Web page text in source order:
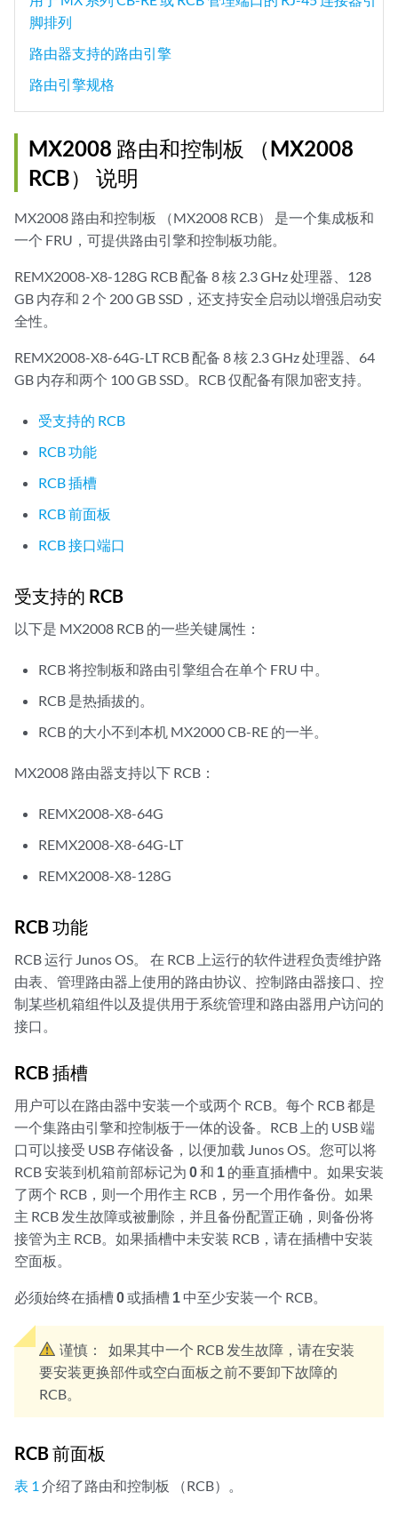
脚排列
路由器支持的路由引擎
路由引擎规格
MX2008 路由和控制板 （MX2008
RCB） 说明
MX2008 路由和控制板 （MX2008 RCB） 是一个集成板和
一个 FRU，可提供路由引擎和控制板功能。
REMX2008-X8-128G RCB 配备 8 核 2.3 GHz 处理器、128
GB 内存和 2 个 200 GB SSD，还支持安全启动以增强启动安
全性。
REMX2008-X8-64G-LT RCB 配备 8 核 2.3 GHz 处理器、64
GB 内存和两个 100 GB SSD。RCB 仅配备有限加密支持。
受支持的 RCB
RCB 功能
RCB 插槽
RCB 前面板
RCB 接口端口
受支持的 RCB
以下是 MX2008 RCB 的一些关键属性：
RCB 将控制板和路由引擎组合在单个 FRU 中。
RCB 是热插拔的。
RCB 的大小不到本机 MX2000 CB-RE 的一半。
MX2008 路由器支持以下 RCB：
REMX2008-X8-64G
REMX2008-X8-64G-LT
REMX2008-X8-128G
RCB 功能
RCB 运行 Junos OS。 在 RCB 上运行的软件进程负责维护路
由表、管理路由器上使用的路由协议、控制路由器接口、控
制某些机箱组件以及提供用于系统管理和路由器用户访问的
接口。
RCB 插槽
用户可以在路由器中安装一个或两个 RCB。每个 RCB 都是
一个集路由引擎和控制板于一体的设备。RCB 上的 USB 端
口可以接受 USB 存储设备，以便加载 Junos OS。您可以将
RCB 安装到机箱前部标记为 0和 1 的垂直插槽中。如果安装
了两个 RCB，则一个用作主 RCB，另一个用作备份。如果
主 RCB 发生故障或被删除，并且备份配置正确，则备份将
接管为主 RCB。如果插槽中未安装 RCB，请在插槽中安装
空面板。
必须始终在插槽0或插槽 1 中至少安装一个 RCB。
谨慎：
如果其中一个 RCB 发生故障，请在安装
要安装更换部件或空白面板之前不要卸下故障的
RCB。
RCB 前面板
表 1 介绍了路由和控制板 （RCB）。